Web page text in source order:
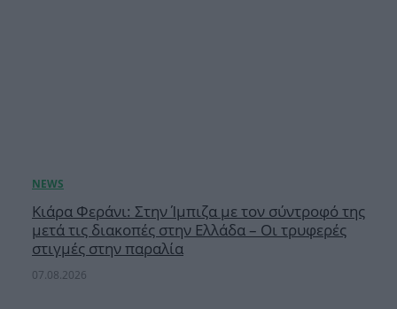
Κιάρα Φεράνι: Στην Ίμπιζα με τον σύντροφό της
μετά τις διακοπές στην Ελλάδα – Οι τρυφερές
στιγμές στην παραλία
07.08.2026